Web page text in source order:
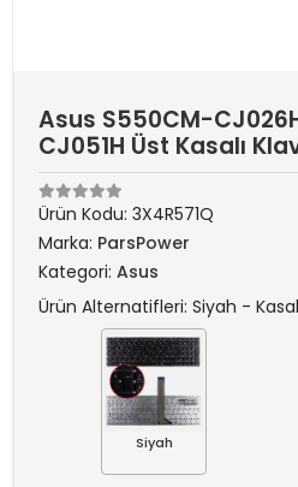
Asus S550CM-
CJ051H Üst Kasalı
Ürün Kodu: 3X4R571Q
Marka: ParsPower
Kategori: Asus
Ürün Alternatifleri: Siyah -
Siyah